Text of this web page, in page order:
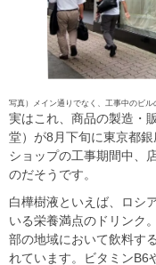
写真）メイン通りでなく、工事中のビル
実はこれ、商品の製造・
堂）が8月下旬に東京都
ショップの工事期間中、
のだそうです。
白樺樹液といえば、ロシ
いる栄養満点のドリンク
部の地域において飲料す
れています。ビタミンB6